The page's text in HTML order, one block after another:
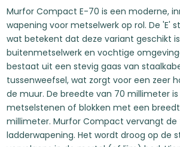
Murfor Compact E-70 is een moderne,
wapening voor metselwerk op rol. De 'E'
wat betekent dat deze variant geschikt
buitenmetselwerk en vochtige
bestaat uit een stevig gaas van
tussenweefsel, wat zorgt voor een zeer
de muur. De breedte van 70 millimeter
metselstenen of blokken met een
millimeter. Murfor Compact vervangt de
ladderwapening. Het wordt droog op de